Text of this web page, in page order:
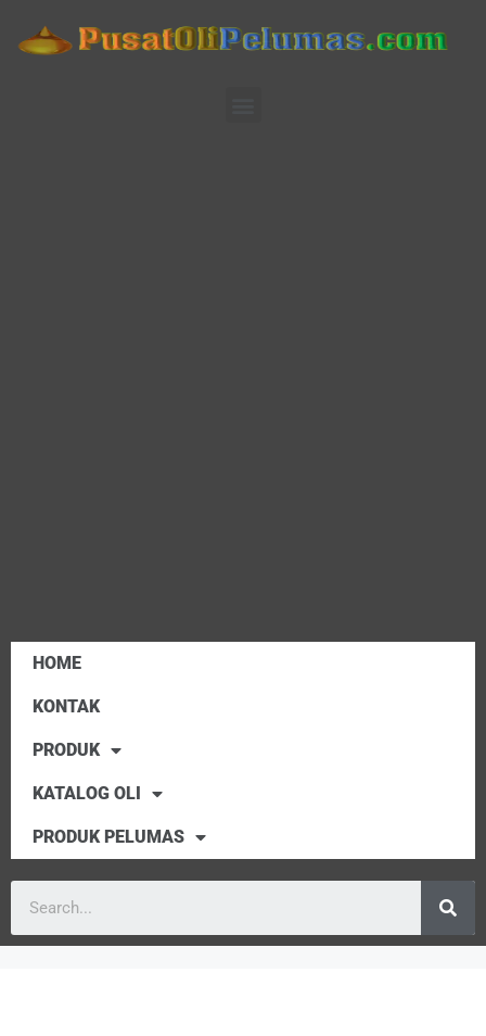
HOME
KONTAK
PRODUK
KATALOG OLI
PRODUK PELUMAS